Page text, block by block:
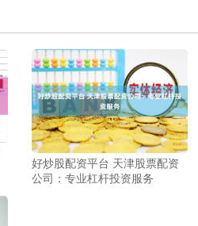
好炒股配资平台 天津股票配资
公司：专业杠杆投资服务